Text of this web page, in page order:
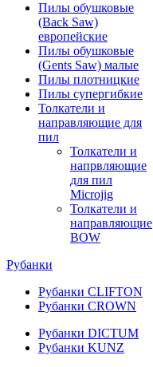
Пилы обушковые
(Back Saw)
европейские
Пилы обушковые
(Gents Saw) малые
Пилы плотницкие
Пилы супергибкие
Толкатели и
направляющие для
пил
Толкатели и
напрвляющие
для пил
Microjig
Толкатели и
направляющие
BOW
Рубанки
Рубанки CLIFTON
Рубанки CROWN
Рубанки DICTUM
Рубанки KUNZ